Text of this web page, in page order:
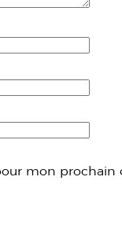
mon prochain